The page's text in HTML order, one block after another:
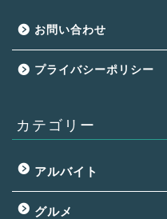
お問い合わせ
プライバシーポリシー
カテゴリー
アルバイト
グルメ